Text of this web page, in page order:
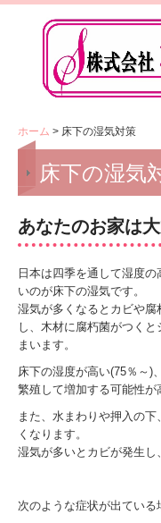
ホーム
お問合せ
ご依頼からお引渡しま
水回りのリフォーム
お部屋のリフォーム
外構のリフォーム
基礎補強・家屋耐震補強
防音工事
床下の湿気対策
害虫対策
ホーム 床下の湿気対策
床下の湿気
あなたのお家は
日本は四季を通して湿度の
いのが床下の湿気です。
湿気が多くなるとカビや
し、 木材に腐朽菌がつくと
まいます。
床下の湿度が高い(75％～)
繁殖して増加する可能性が
また、水まわりや押入の
くなります。
湿気が多いとカビが発生し
次のような症状が出ている